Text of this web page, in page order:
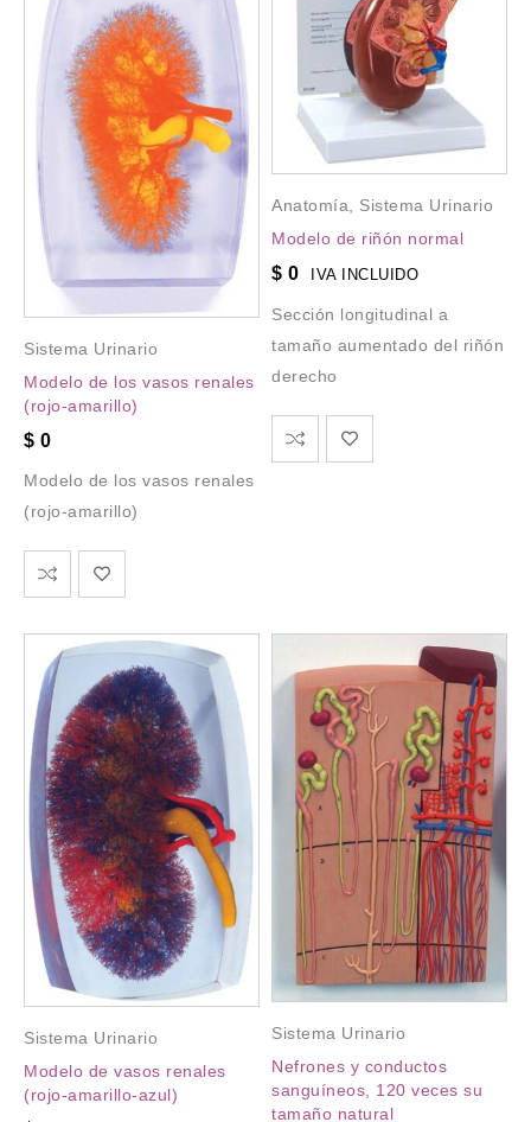
Sistema Urinario
Modelo de los vasos renales
(rojo-amarillo)
$ 0
Modelo de los vasos renales
(rojo-amarillo)
Anatomía
Sistema Urinario
Modelo de riñón normal
$ 0 IVA INCLUIDO
Sección longitudinal a
tamaño aumentado del riñón
derecho
Sistema Urinario
Modelo de vasos renales
(rojo-amarillo-azul)
Sistema Urinario
Nefrones y conductos
sanguíneos, 120 veces su
tamaño natural